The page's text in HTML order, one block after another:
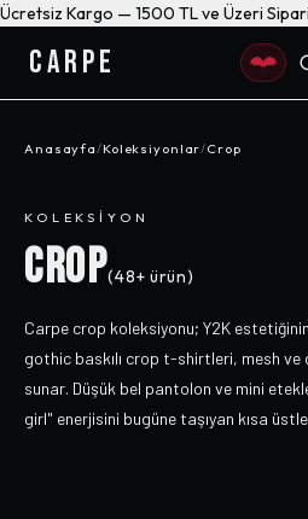
Ücretsiz Kargo — 1500 TL ve Üzeri
CARPE
Anasayfa/Koleksiyonlar/Crop
KOLEKSIYON
CROP(48+ ürün)
Carpe crop koleksiyonu; Y2K
gothic baskılı crop t-shirtleri, mesh
sunar. Düşük bel pantolon ve mini
girl" enerjisini bugüne taşıyan kısa